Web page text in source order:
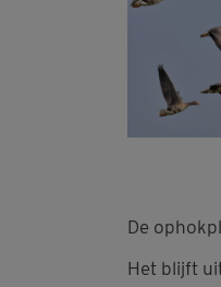
De
Het blijft